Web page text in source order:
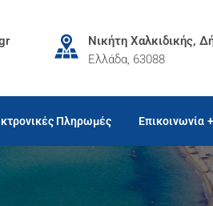
Νικήτη Χαλκιδικής,
Ελλάδα, 63088
Πληρωμές Επικοινωνία